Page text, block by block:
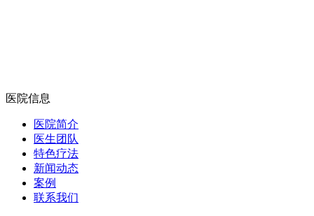
医院信息
医院简介
医生团队
特色疗法
新闻动态
案例
联系我们